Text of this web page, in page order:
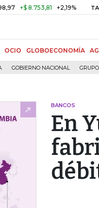
8.753,81 +2,19% TASA DE
OCIO GLOBOECONOMÍA
GOBIERNO NACIONAL
BANCOS
En